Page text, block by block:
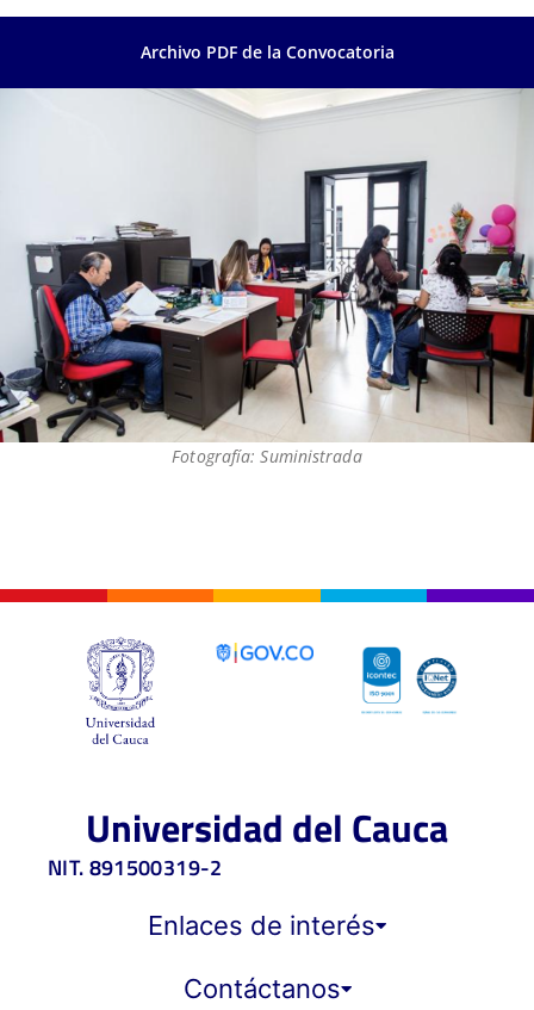
Archivo PDF de la Convocatoria
Fotografía: Suministrada
Universidad del Cauca
NIT. 891500319-2
Enlaces de interés
Contáctanos